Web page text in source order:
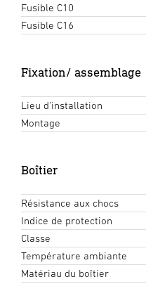
Fusible C10
Fusible C16
Fixation/ assemblage
Lieu d'installation
Montage
Boîtier
Résistance aux chocs
Indice de protection
Classe
Température ambiante
Matériau du boîtier